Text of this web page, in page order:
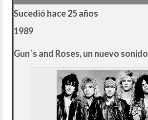
Sucedió hace 25 años
1989
Gun´s and Roses, un nuevo sonido